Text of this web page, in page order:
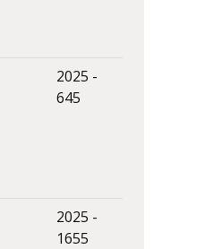
2025 -
645
2025 -
1655